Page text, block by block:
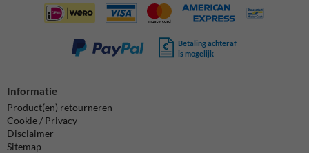
Betaling achteraf
is mogelijk
Informatie
Product(en) retourneren
Cookie / Privacy
Disclaimer
Sitemap